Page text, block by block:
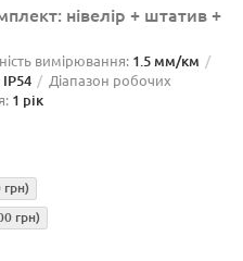
нівелір + штатив +
вимірювання: 1.5 мм/км
IP54
Діапазон робочих
1 рік
грн)
грн)